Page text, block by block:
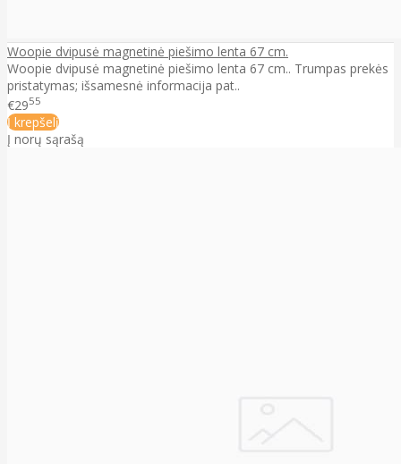
Woopie dvipusė magnetinė piešimo lenta 67 cm.
Woopie dvipusė magnetinė piešimo lenta 67 cm.. Trumpas prekės
pristatymas; išsamesnė informacija pat..
€2955
Į krepšelį
Į norų sąrašą